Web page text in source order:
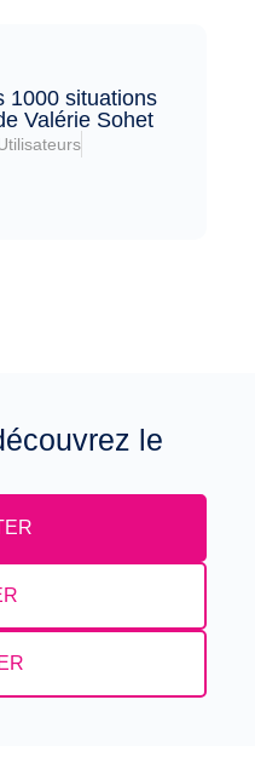
1000 situations
Valérie Sohet
le